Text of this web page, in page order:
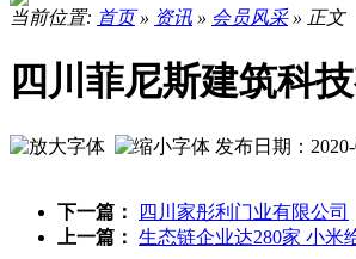
当前位置: 首页» 资讯 » 会员风采» 正文
四川菲尼斯建筑科
发布日期：
下一篇：
四川家彤利门业有限公司
上一篇： 生态链企业达280家 小米